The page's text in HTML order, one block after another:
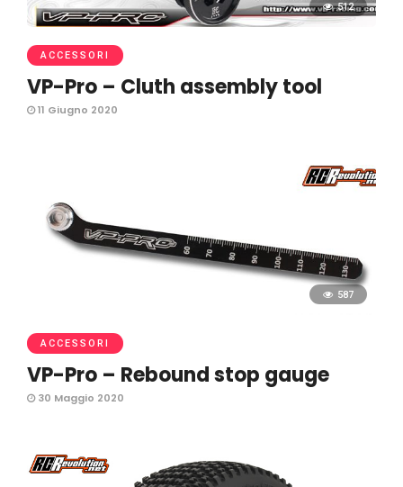
512
ACCESSORI
VP-Pro – Cluth assembly tool
11 Giugno 2020
587
ACCESSORI
VP-Pro – Rebound stop gauge
30 Maggio 2020